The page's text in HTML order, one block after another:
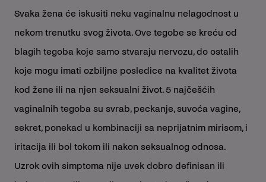
Svaka žena će iskusiti neku vaginalnu nelagodnost u
nekom trenutku svog života. Ove tegobe se kreću od
blagih tegoba koje samo stvaraju nervozu, do ostalih
koje mogu imati ozbiljne posledice na kvalitet života
kod žene ili na njen seksualni život. 5 najčešćih
vaginalnih tegoba su svrab, peckanje, suvoća vagine,
sekret, ponekad u kombinaciji sa neprijatnim mirisom, i
iritacija ili bol tokom ili nakon seksualnog odnosa.
Uzrok ovih simptoma nije uvek dobro definisan ili